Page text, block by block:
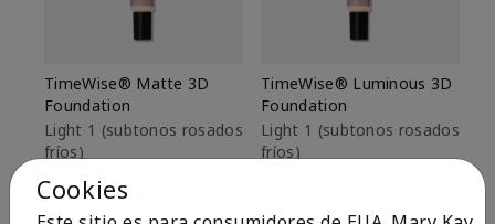
TimeWise® Matte 3D
Foundation
Light 1​ (subtonos rosados
fríos)
TimeWise® Luminous 3D
Foundation
Light 1​ (subtonos rosados
fríos)
Cookies